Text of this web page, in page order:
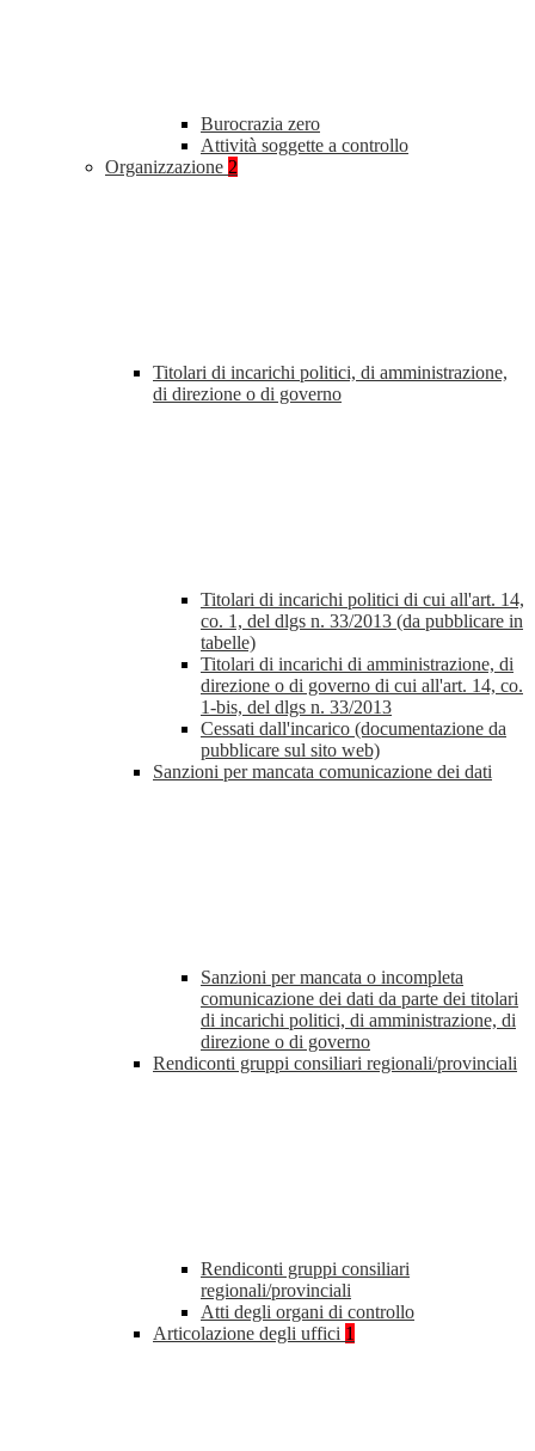
Burocrazia zero
Attività soggette a controllo
Organizzazione 2
Titolari di incarichi politici, di amministrazione,
di direzione o di governo
Titolari di incarichi politici di cui all'art. 14,
co. 1, del dlgs n. 33/2013 (da pubblicare in
tabelle)
Titolari di incarichi di amministrazione, di
direzione o di governo di cui all'art. 14, co.
1-bis, del dlgs n. 33/2013
Cessati dall'incarico (documentazione da
pubblicare sul sito web)
Sanzioni per mancata comunicazione dei dati
Sanzioni per mancata o incompleta
comunicazione dei dati da parte dei titolari
di incarichi politici, di amministrazione, di
direzione o di governo
Rendiconti gruppi consiliari regionali/provinciali
Rendiconti gruppi consiliari
regionali/provinciali
Atti degli organi di controllo
Articolazione degli uffici 1